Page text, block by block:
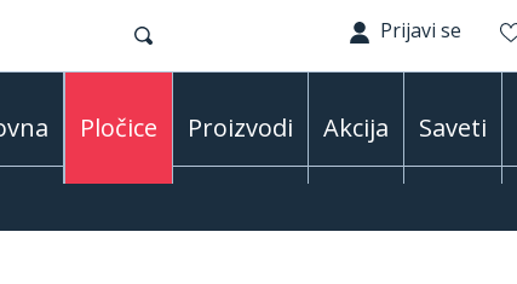
Prijavi se
Pločice Proizvodi Akcija Saveti